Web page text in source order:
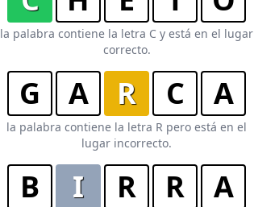
E R T Y U I
D F G H J K
Z X C V B N M
la palabra contiene la letra C y está en el lugar
correcto.
G A R C A
la palabra contiene la letra R pero está en el
lugar incorrecto.
B I R R A